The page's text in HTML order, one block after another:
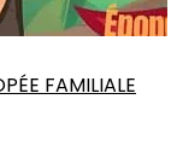
FAMILIALE